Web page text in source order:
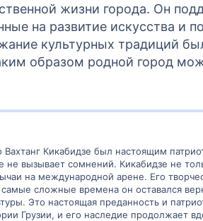
жизни города. Он
на развитие искусства и
культурных традиций
образом родной город
Вахтанг Кикабидзе был настоящим
не вызывает сомнений. Кикабидзе не
на международной арене. Его
сложные времена он оставался
Это настоящая преданность и
Грузии, и его наследие продолжает